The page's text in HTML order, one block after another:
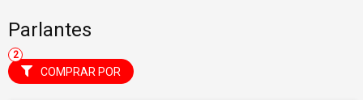
Parlantes
COMPRAR POR